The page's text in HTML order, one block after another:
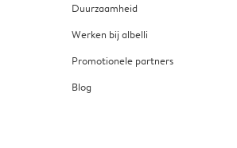
Duurzaamheid
Werken bij albelli
Promotionele partners
Blog